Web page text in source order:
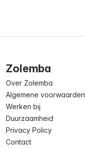
Zolemba
Over Zolemba
Algemene voorwaarden
Werken bij
Duurzaamheid
Privacy Policy
Contact